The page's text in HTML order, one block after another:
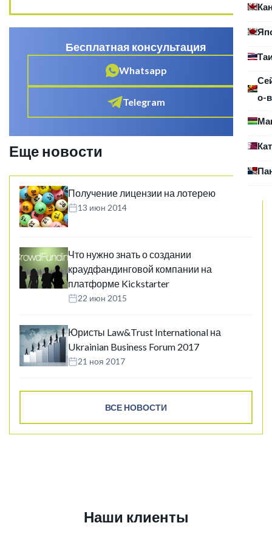
о-
Бесплатная консультация
Whatsapp
Telegram
Еще новости
Получение лицензии на лотерею
13 июн 2014
Что нужно знать о создании
краудфандинговой компании на
платформе Kickstarter
22 июн 2015
Юристы Law&Trust International на
Ukrainian Business Forum 2017
21 ноя 2017
ВСЕ НОВОСТИ
Наши клиенты